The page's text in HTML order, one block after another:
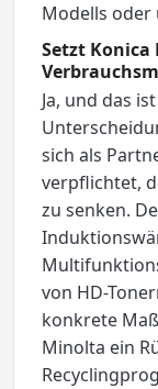
Modells oder
Setzt
Ja, und das
sich als
verpflichtet,
zu senken.
von HD-
konkrete
Minolta ein